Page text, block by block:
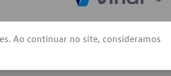
Ao continuar no site, consideramos